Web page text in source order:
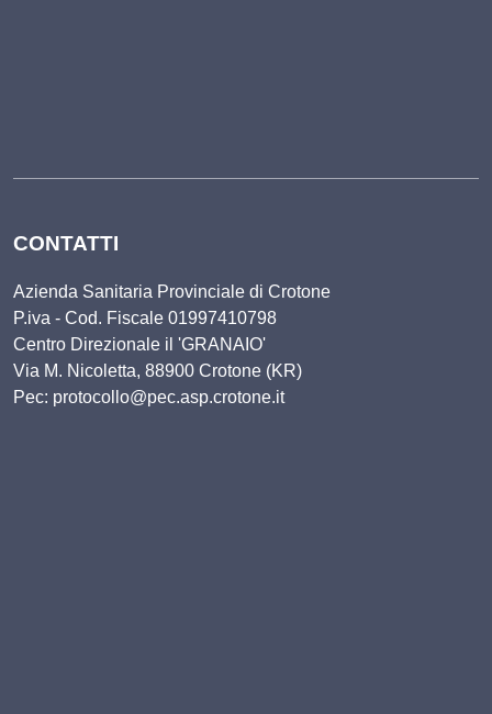
CONTATTI
Azienda Sanitaria Provinciale di Crotone
P.iva - Cod. Fiscale 01997410798
Centro Direzionale il 'GRANAIO'
Via M. Nicoletta, 88900 Crotone (KR)
Pec: protocollo@pec.asp.crotone.it